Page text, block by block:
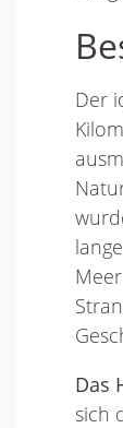
Der
Das
sich